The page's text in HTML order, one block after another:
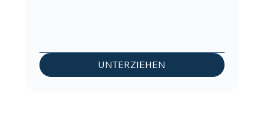
UNTERZIEHEN